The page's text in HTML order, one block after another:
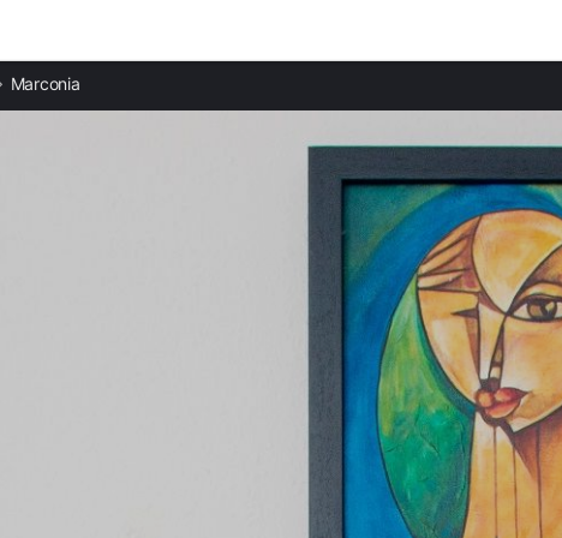
Apartamentos en Pisticci
Apartamentos en Metaponto
Marconia